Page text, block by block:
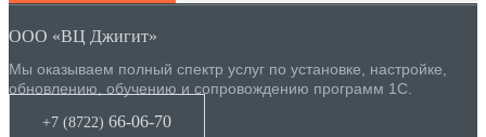
ООО «ВЦ Джигит»
Мы оказываем полный спектр услуг по установке, настройке,
обновлению, обучению и сопровождению программ 1С.
+7 (8722) 66-06-70